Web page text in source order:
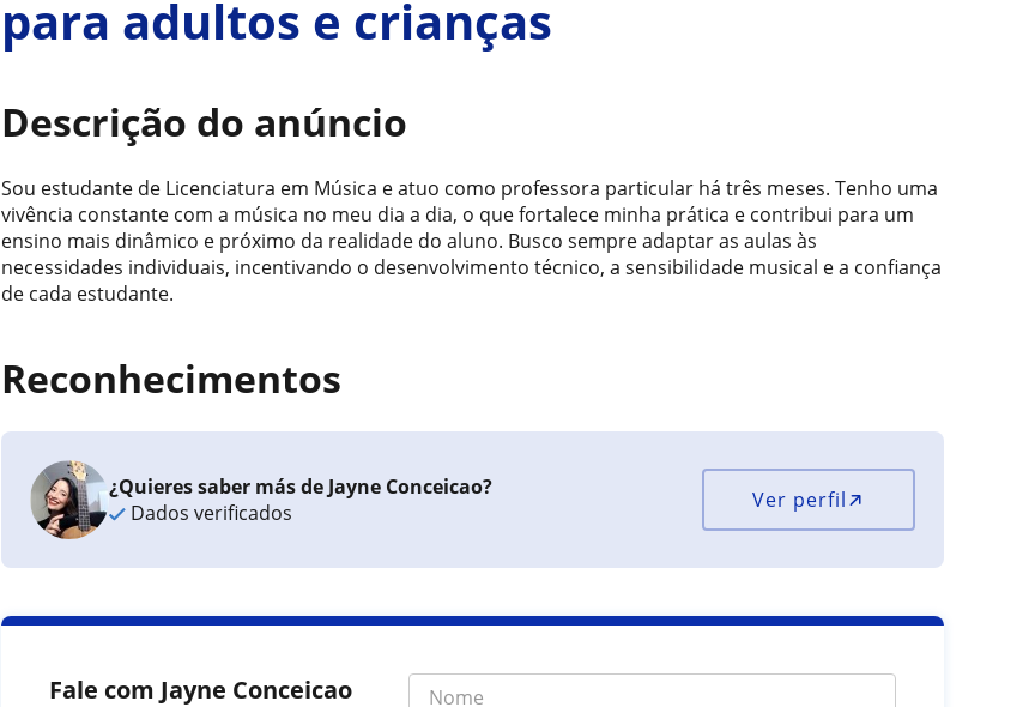
para adultos e crianças
Descrição do anúncio
Sou estudante de Licenciatura em Música e atuo como professora particular há três meses. Tenho uma
vivência constante com a música no meu dia a dia, o que fortalece minha prática e contribui para um
ensino mais dinâmico e próximo da realidade do aluno. Busco sempre adaptar as aulas às
necessidades individuais, incentivando o desenvolvimento técnico, a sensibilidade musical e a confiança
de cada estudante.
Reconhecimentos
¿Quieres saber más de Jayne Conceicao?
Dados verificados
Ver perfil
Fale com Jayne Conceicao